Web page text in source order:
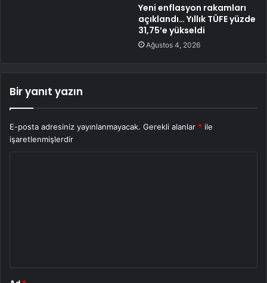
Yeni enflasyon rakamları
açıklandı… Yıllık TÜFE yüzde
31,75’e yükseldi
Ağustos 4, 2026
Bir yanıt yazın
E-posta adresiniz yayınlanmayacak. Gerekli alanlar * ile
işaretlenmişlerdir